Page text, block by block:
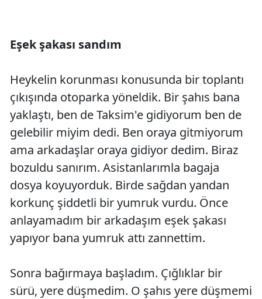
Eşek şakası sandım
Heykelin korunması konusunda bir toplantı
çıkışında otoparka yöneldik. Bir şahıs bana
yaklaştı, ben de Taksim'e gidiyorum ben de
gelebilir miyim dedi. Ben oraya gitmiyorum
ama arkadaşlar oraya gidiyor dedim. Biraz
bozuldu sanırım. Asistanlarımla bagaja
dosya koyuyorduk. Birde sağdan yandan
korkunç şiddetli bir yumruk vurdu. Önce
anlayamadım bir arkadaşım eşek şakası
yapıyor bana yumruk attı zannettim.
Sonra bağırmaya başladım. Çığlıklar bir
sürü, yere düşmedim. O şahıs yere düşmemi